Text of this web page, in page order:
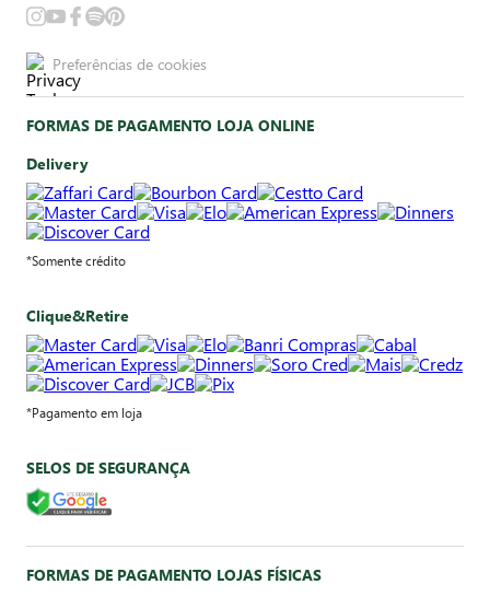
Preferências de cookies
FORMAS DE PAGAMENTO LOJA ONLINE
Delivery
*Somente crédito
Clique&Retire
*Pagamento em loja
SELOS DE SEGURANÇA
FORMAS DE PAGAMENTO LOJAS FÍSICAS